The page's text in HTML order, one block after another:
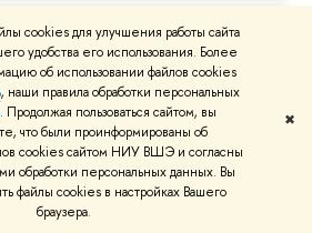
cookies для улучшения работы сайта
удобства его использования. Более
об использовании файлов cookies
, наши правила обработки персональных
. Продолжая пользоваться сайтом, вы
что были проинформированы об
cookies сайтом НИУ ВШЭ и согласны
обработки персональных данных. Вы
файлы cookies в настройках Вашего
браузера.
✖